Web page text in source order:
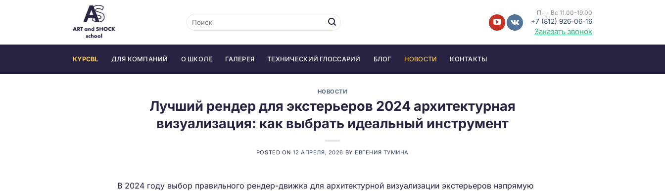
Пн - Вс 11.00-19.00
+7 (812) 926-06-16
Заказать звонок
КYPCBL ДЛЯ КОМПАНИЙ О ШКОЛЕ ГАЛЕРЕЯ ТЕХНИЧЕСКИЙ ГЛОССАРИЙ БЛОГ НОВОСТИ КОНТАКТЫ
НОВОСТИ
Лучший рендер для экстерьеров 2024 архитектурная
визуализация: как выбрать идеальный инструмент
POSTED ON 12 АПРЕЛЯ, 2026 BY ЕВГЕНИЯ ТУМИНА
В 2024 году выбор правильного рендер-движка для архитектурной визуализации экстерьеров напрямую